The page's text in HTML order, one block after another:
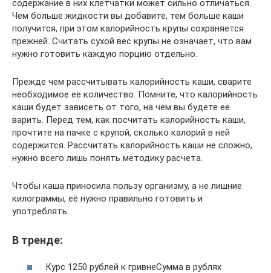
содержание в них клетчатки может сильно отличаться.
Чем больше жидкости вы добавите, тем больше каши
получится, при этом калорийность крупы сохраняется
прежней. Считать сухой вес крупы не означает, что вам
нужно готовить каждую порцию отдельно.
Прежде чем рассчитывать калорийность каши, сварите
необходимое ее количество. Помните, что калорийность
каши будет зависеть от того, на чем вы будете ее
варить. Перед тем, как посчитать калорийность каши,
прочтите на пачке с крупой, сколько калорий в ней
содержится. Рассчитать калорийность каши не сложно,
нужно всего лишь понять методику расчета.
Чтобы каша приносила пользу организму, а не лишние
килограммы, её нужно правильно готовить и
употреблять.
В тренде:
Курс 1250 рублей к гривнеСумма в рублях